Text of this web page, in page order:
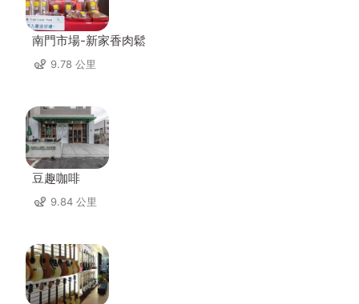
南門市場-新家香肉鬆
9.78 公里
豆趣咖啡
9.84 公里